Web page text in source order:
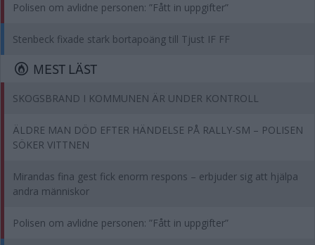
Polisen om avlidne personen: ”Fått in uppgifter”
Stenbeck fixade stark bortapoäng till Tjust IF FF
MEST LÄST
SKOGSBRAND I KOMMUNEN ÄR UNDER KONTROLL
ÄLDRE MAN DÖD EFTER HÄNDELSE PÅ RALLY-SM – POLISEN
SÖKER VITTNEN
Mirandas fina gest fick enorm respons – erbjuder sig att hjälpa
andra människor
Polisen om avlidne personen: ”Fått in uppgifter”